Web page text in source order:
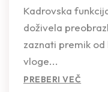
Kadrovska
doživela
zaznati premik
vloge...
PREBERI VEČ